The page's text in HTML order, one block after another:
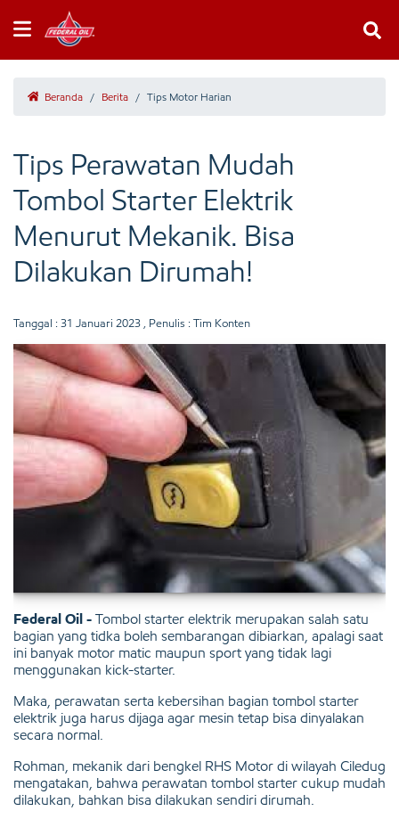
Beranda / Berita / Tips Motor Harian
Tips Perawatan Mudah
Tombol Starter Elektrik
Menurut Mekanik. Bisa
Dilakukan Dirumah!
Tanggal : 31 Januari 2023 , Penulis : Tim Konten
Federal Oil - Tombol starter elektrik merupakan salah satu
bagian yang tidka boleh sembarangan dibiarkan, apalagi saat
ini banyak motor matic maupun sport yang tidak lagi
menggunakan kick-starter.
Maka, perawatan serta kebersihan bagian tombol starter
elektrik juga harus dijaga agar mesin tetap bisa dinyalakan
secara normal.
Rohman, mekanik dari bengkel RHS Motor di wilayah Ciledug
mengatakan, bahwa perawatan tombol starter cukup mudah
dilakukan, bahkan bisa dilakukan sendiri dirumah.